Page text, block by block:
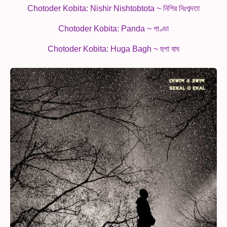
Chotoder Kobita: Nishir Nishtobtota ~ নিশির নিঃশব্দতা
Chotoder Kobita: Panda ~ পাণ্ডা
Chotoder Kobita: Huga Bagh ~ হুগা বাঘ